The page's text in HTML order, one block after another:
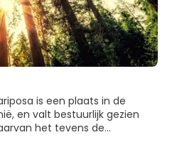
is een plaats in de
en valt bestuurlijk gezien
het tevens de